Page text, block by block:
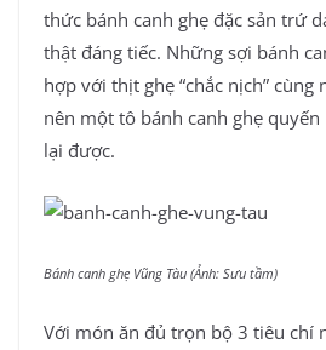
thức bánh canh ghẹ đặc sản trứ
thật đáng tiếc. Những sợi bánh
hợp với thịt ghẹ “chắc nịch”
nên một tô bánh canh ghẹ
lại được.
Bánh canh ghẹ Vũng Tàu (Ảnh: Sưu tầm)
Với món ăn đủ trọn bộ 3 tiêu chí